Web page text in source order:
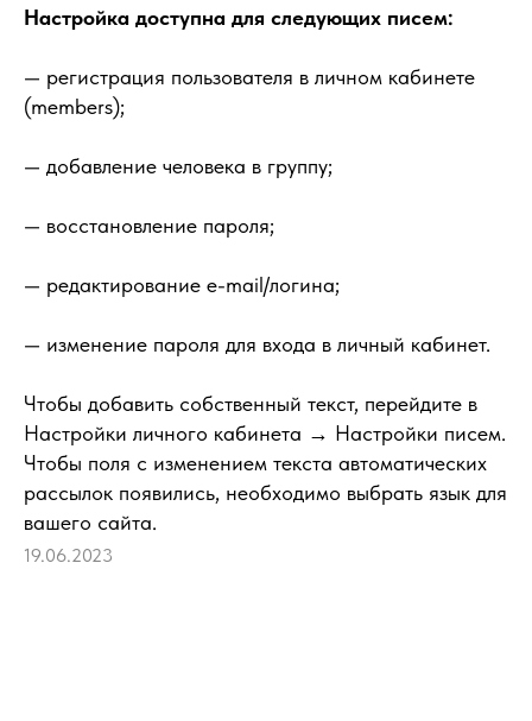
Настройка доступна для следующих писем:
— регистрация пользователя в личном кабинете
(members);
— добавление человека в группу;
— восстановление пароля;
— редактирование e-mail/логина;
— изменение пароля для входа в личный кабинет.
Чтобы добавить собственный текст, перейдите в
Настройки личного кабинета → Настройки писем.
Чтобы поля с изменением текста автоматических
рассылок появились, необходимо выбрать язык для
вашего сайта.
19.06.2023